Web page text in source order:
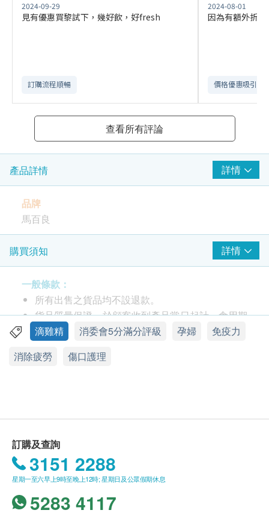
2024-09-29
見有優惠買黎試下，幾好飲，好fresh
訂購流程順暢
2024-08-01
因為有額外折
價格優惠吸引
查看所有評論
產品詳情 詳情
品牌
馬百良
包裝
60克 x 6包
產地
日本
功效
馬百良十六度超特濃熬雞精從食材到包裝100%日本
團隊共同研發之「超高效熬練術」，馬百良十六度超
特濃熬雞精採用日本高級國產雞製作，味道濃厚，超
黏口感！
市場唯一！日本製造！超好味道！
購買須知 詳情
一般條款：
所有出售之貨品均不設退款。
貨品質量保證，於顧客收到產品當日起計，食用期
應最少有12個月或以上。
如有任何爭議，永輝批發 及 健康網購
免費送貨服務。賬單總額未滿HK$500需附加
HK$50運費。
我們將於確定訂單後3-5個工作天內安排發貨。
不排除運送時間會因節日而有所影響。當八號烈風
訊號懸掛或黑色暴雨警告生效時，送貨服務時間將
滴雞精 消委會5分滿分評級 孕婦
免疫力
消除疲勞
傷口護理
訂購及查詢
3151 2288
星期一至六早上9時至晚上12時; 星期日及公眾假期休息
5283 4117